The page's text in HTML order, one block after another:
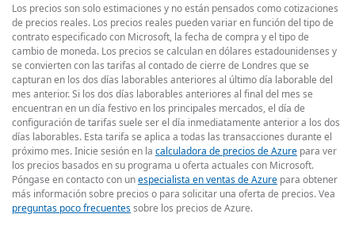
Los precios son solo estimaciones y no están pensados como cotizaciones
de precios reales. Los precios reales pueden variar en función del tipo de
contrato especificado con Microsoft, la fecha de compra y el tipo de
cambio de moneda. Los precios se calculan en dólares estadounidenses y
se convierten con las tarifas al contado de cierre de Londres que se
capturan en los dos días laborables anteriores al último día laborable del
mes anterior. Si los dos días laborables anteriores al final del mes se
encuentran en un día festivo en los principales mercados, el día de
configuración de tarifas suele ser el día inmediatamente anterior a los dos
días laborables. Esta tarifa se aplica a todas las transacciones durante el
próximo mes. Inicie sesión en la calculadora de precios de Azure para ver
los precios basados en su programa u oferta actuales con Microsoft.
Póngase en contacto con unespecialista en ventas de Azure para obtener
más información sobre precios o para solicitar una oferta de precios. Vea
preguntas poco frecuentessobre los precios de Azure.